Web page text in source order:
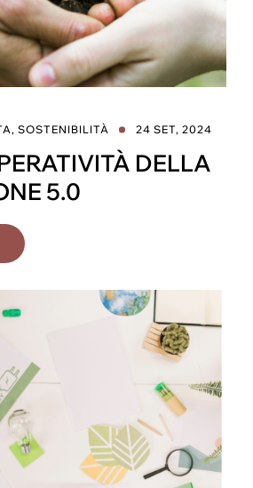
, SOSTENIBILITÀ 24 SET, 2024
DELLA
5.0